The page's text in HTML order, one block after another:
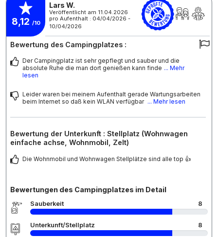
8,12 /10
Lars W.
Veröffentlicht am 11.04.2026
pro Aufenthalt : 04/04/2026 -
10/04/2026
Bewertung des Campingplatzes :
Der Campingplatz ist sehr gepflegt und sauber und die
absolute Ruhe die man dort genießen kann finde ... Mehr
lesen
Leider waren bei meinem Aufenthalt gerade Wartungsarbeiten
beim Internet so daß kein WLAN verfügbar ... Mehr lesen
Bewertung der Unterkunft : Stellplatz (Wohnwagen
einfache achse, Wohnmobil, Zelt)
Die Wohnmobil und Wohnwagen Stellplätze sind alle top 👍
Bewertungen des Campingplatzes im Detail
Sauberkeit 8
Unterkunft/Stellplatz 8